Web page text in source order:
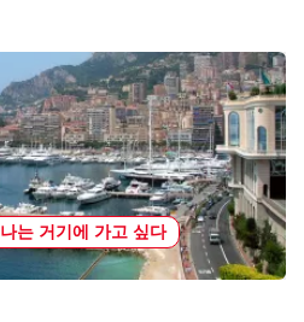
나는 거기에 가고 싶다